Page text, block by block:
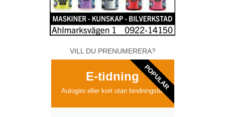
VILL DU PRENUMERERA?
E-tidning
Autogiro eller kort utan bindningstid
POPULAR